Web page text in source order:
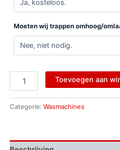
Moeten wij trappen omhoog/
Toevoegen aan
Categorie: Wasmachines